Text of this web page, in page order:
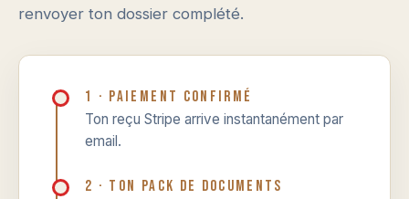
renvoyer ton dossier complété.
1 · Paiement confirmé
Ton reçu Stripe arrive instantanément par
email.
2 · Ton pack de documents